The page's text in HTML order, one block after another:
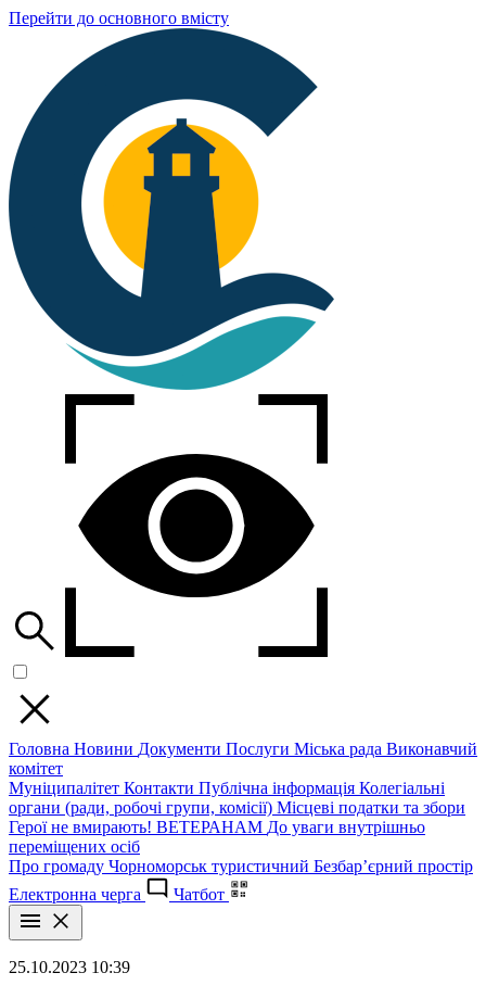
Перейти до основного вмісту
Головна Новини Документи Послуги Міська рада Виконавчий
комітет
Муніципалітет Контакти Публічна інформація Колегіальні
органи (ради, робочі групи, комісії) Місцеві податки та збори
Герої не вмирають! ВЕТЕРАНАМ До уваги внутрішньо
переміщених осіб
Про громаду Чорноморськ туристичний Безбар’єрний простір
Електронна черга
Чатбот
25.10.2023 10:39